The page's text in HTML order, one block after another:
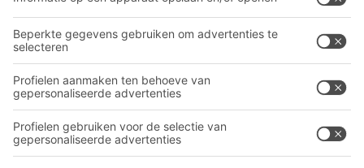
Intralogistieke oplossingen
Bakken en bakken
Transportsystemen
Onze diensten
BITO PRODUCTCATALOGUS
BITO PROJECTGIDS
Contactformulier
Bedrijf
Over BITO
Volg ons